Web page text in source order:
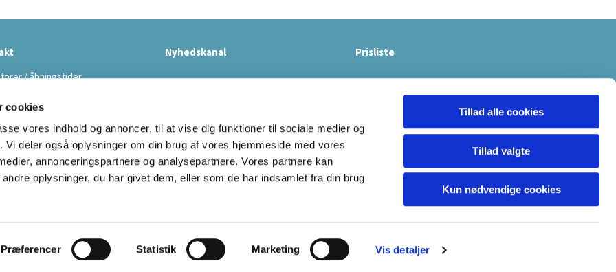
cookies
vores indhold og annoncer, til at vise dig funktioner til sociale medier og
deler også oplysninger om din brug af vores hjemmeside med vores
annonceringspartnere og analysepartnere. Vores partnere kan
oplysninger, du har givet dem, eller som de har indsamlet fra din brug
Præferencer Statistik Marketing Vis detaljer
Tillad alle cookies
Tillad valgte
Kun nødvendige cookies
/ åbningstider
Nyhedskanal Prisliste
Kontakt Cookiepolitik